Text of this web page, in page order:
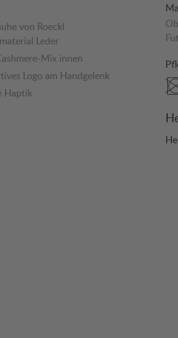
von Roeckl
Leder
Mix innen
Logo am Handgelenk
Haptik